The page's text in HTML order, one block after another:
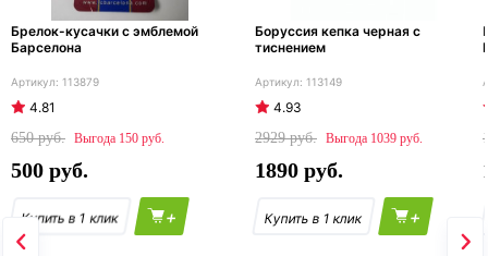
Брелок-кусачки с эмблемой
Барселона
113879
4.81
650
150
500
+
Боруссия кепка черная с
тиснением
113149
4.93
2929
1039
1890
+